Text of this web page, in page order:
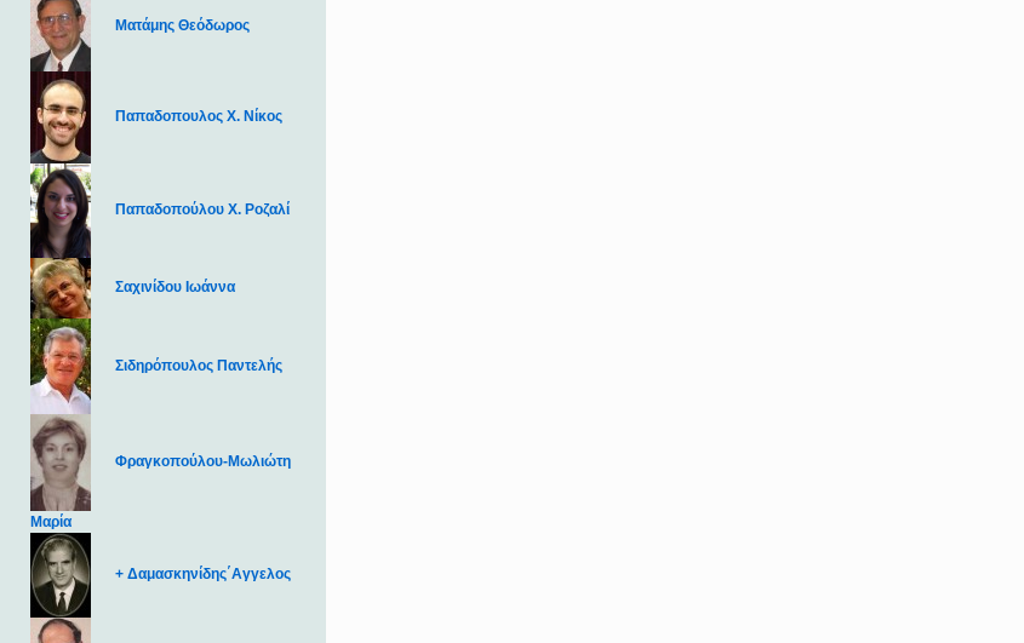
Ματάμης Θεόδωρος
Παπαδοπουλος Χ. Νίκος
Παπαδοπούλου Χ. Ροζαλί
Σαχινίδου Ιωάννα
Σιδηρόπουλος Παντελής
Φραγκοπούλου-Μωλιώτη
Μαρία
+ Δαμασκηνίδης΄Αγγελος